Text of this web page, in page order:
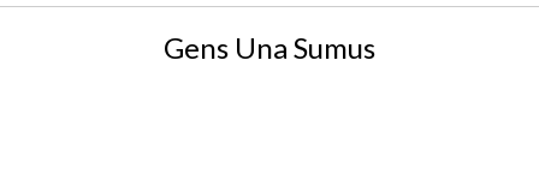
Gens Una Sumus